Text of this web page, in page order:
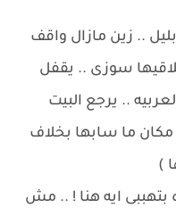
( يعدى الوقت .. تدق الساعه 10 بليل .. زين مازال واقف
سوزى .. يقفل
.. يرجع البيت
مكان ما سابها بخلاف
)
بتهببى ايه هنا ! .. مش